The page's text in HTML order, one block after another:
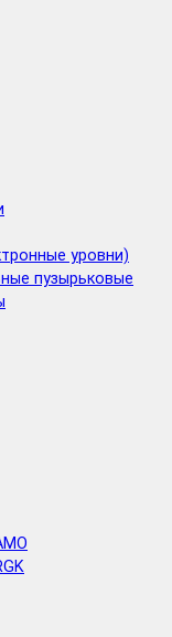
уровни)
пузырьковые